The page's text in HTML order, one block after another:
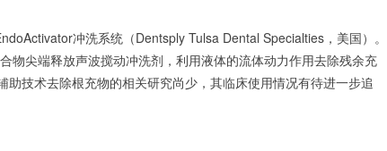
冲洗系统（Dentsply Tulsa Dental Specialties，美国）。
物尖端释放声波搅动冲洗剂，利用液体的流体动力作用去除残余充
助技术去除根充物的相关研究尚少，其临床使用情况有待进一步追